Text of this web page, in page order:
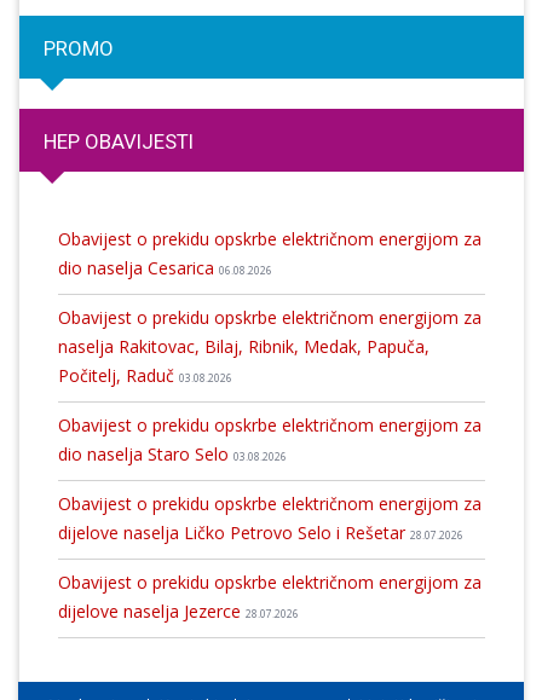
PROMO
HEP OBAVIJESTI
Obavijest o prekidu opskrbe električnom energijom za
dio naselja Cesarica 06.08.2026
Obavijest o prekidu opskrbe električnom energijom za
naselja Rakitovac, Bilaj, Ribnik, Medak, Papuča,
Počitelj, Raduč 03.08.2026
Obavijest o prekidu opskrbe električnom energijom za
dio naselja Staro Selo 03.08.2026
Obavijest o prekidu opskrbe električnom energijom za
dijelove naselja Ličko Petrovo Selo i Rešetar 28.07.2026
Obavijest o prekidu opskrbe električnom energijom za
dijelove naselja Jezerce 28.07.2026